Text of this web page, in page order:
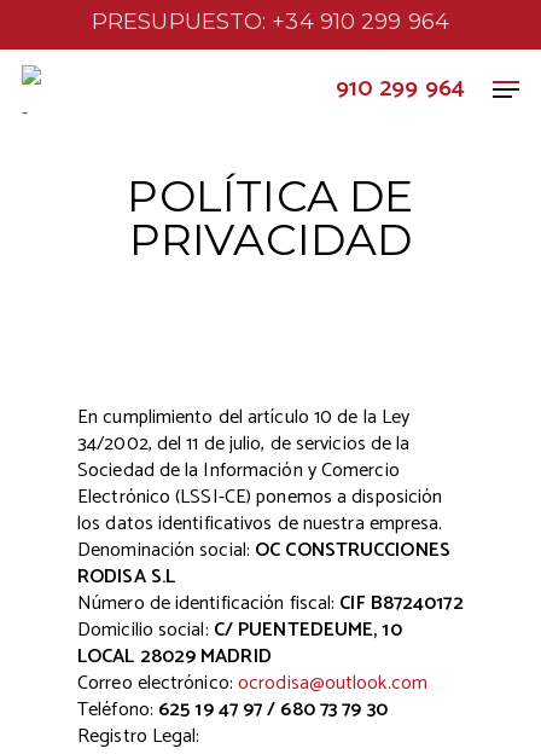
PRESUPUESTO: +34 910 299 964
910 299 964
-
POLÍTICA DE
PRIVACIDAD
En cumplimiento del artículo 10 de la Ley
34/2002, del 11 de julio, de servicios de la
Sociedad de la Información y Comercio
Electrónico (LSSI-CE) ponemos a disposición
los datos identificativos de nuestra empresa.
Denominación social: OC CONSTRUCCIONES
RODISA S.L
Número de identificación fiscal: CIF B87240172
Domicilio social: C/ PUENTEDEUME, 10
LOCAL 28029 MADRID
Correo electrónico:ocrodisa@outlook.com
Teléfono: 625 19 47 97 / 680 73 79 30
Registro Legal: